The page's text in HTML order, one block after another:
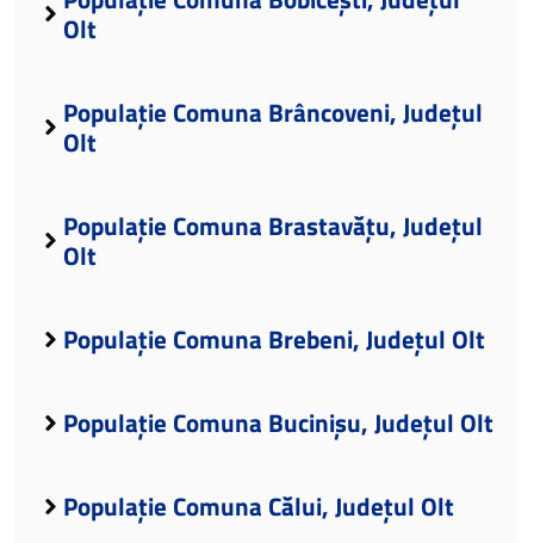
Olt
Populație Comuna Brâncoveni, Județul
Olt
Populație Comuna Brastavățu, Județul
Olt
Populație Comuna Brebeni, Județul Olt
Populație Comuna Bucinișu, Județul Olt
Populație Comuna Călui, Județul Olt